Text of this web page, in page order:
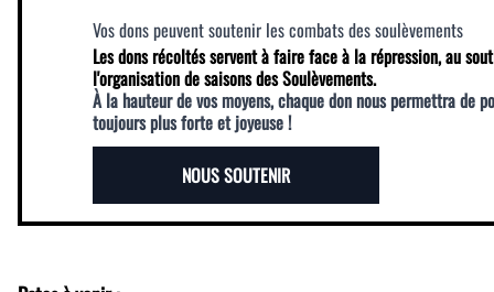
Vos dons peuvent soutenir les combats des soulèvements
Les dons récoltés servent à faire face à la répression, au
l'organisation de saisons des Soulèvements.
À la hauteur de vos moyens, chaque don nous permettra de
toujours plus forte et joyeuse !
NOUS SOUTENIR